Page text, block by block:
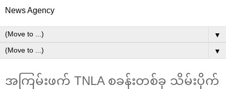
News Agency
▼
▼
အကြမ်းဖက် TNLA စခန်းတစ်ခု သိမ်းပိုက်